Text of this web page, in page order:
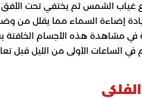
غياب الشمس ثم يختفي تحت
إضاءة السماء مما يقلل من
مشاهدة هذه الأجسام
في الساعات الأولى من الليل قبل